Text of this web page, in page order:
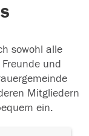
sowohl alle
und
Mitgliedern
ein.